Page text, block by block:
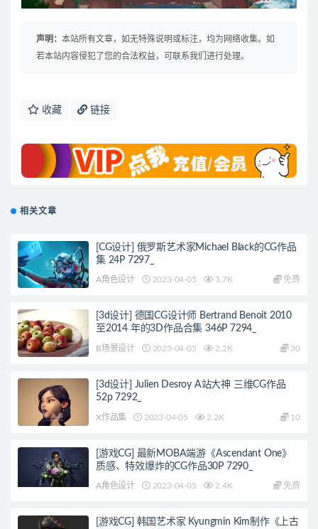
声明： 本站所有文章，如无特殊说明或标注，均为网络收集。如
若本站内容侵犯了您的合法权益，可联系我们进行处理。
收藏 链接
相关文章
[CG设计] 俄罗斯艺术家Michael Black的CG作品
集 24P 7297_
A角色设计 2023-04-05 3.7K 免费
[3d设计] 德国CG设计师 Bertrand Benoit 2010
至2014 年的3D作品合集 346P 7294_
B场景设计 2023-04-05 2.2K 30
[3d设计] Julien Desroy A站大神 三维CG作品
52p 7292_
X作品集 2023-04-05 2.2K 10
[游戏CG] 最新MOBA端游《Ascendant One》
质感、特效爆炸的CG作品30P 7290_
A角色设计 2023-04-05 2.4K 免费
[游戏CG] 韩国艺术家 Kyungmin Kim制作《上古